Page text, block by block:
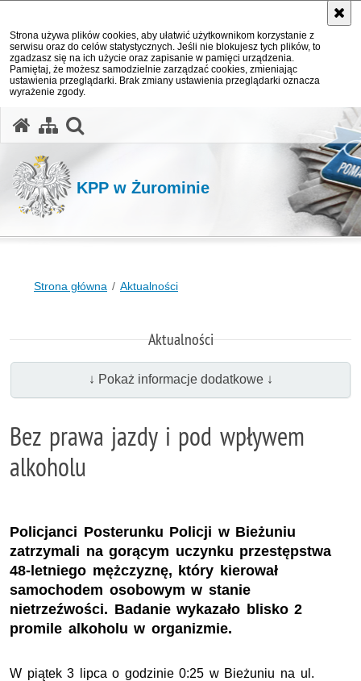
Strona używa plików cookies, aby ułatwić użytkownikom korzystanie z
serwisu oraz do celów statystycznych. Jeśli nie blokujesz tych plików, to
zgadzasz się na ich użycie oraz zapisanie w pamięci urządzenia.
Pamiętaj, że możesz samodzielnie zarządzać cookies, zmieniając
ustawienia przeglądarki. Brak zmiany ustawienia przeglądarki oznacza
wyrażenie zgody.
KPP w Żurominie
Strona główna Aktualności
Aktualności
↓ Pokaż informacje dodatkowe ↓
Bez prawa jazdy i pod wpływem
alkoholu
Policjanci Posterunku Policji w Bieżuniu
zatrzymali na gorącym uczynku przestępstwa
48-letniego mężczyznę, który kierował
samochodem osobowym w stanie
nietrzeźwości. Badanie wykazało blisko 2
promile alkoholu w organizmie.
W piątek 3 lipca o godzinie 0:25 w Bieżuniu na ul.